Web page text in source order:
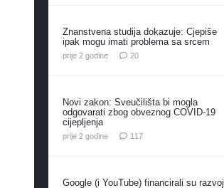
Znanstvena studija dokazuje: Cjepiše
ipak mogu imati problema sa srcem
prije 2 godine 20komentara
Novi zakon: Sveučilišta bi mogla
odgovarati zbog obveznog COVID-19
cijepljenja
prije 2 godine 117komentara
Google (i YouTube) financirali su razvoj